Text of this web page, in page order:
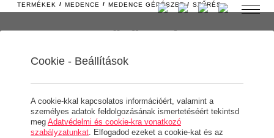
TERMÉKEK /MEDENCE /MEDENCE GÉPÉSZET/SZŰRÉS
Barent szűrőtartály
Változatok
Cookie - Beállítások
A cookie-kkal kapcsolatos információért, valamint a
személyes adatok feldolgozásának ismertetéséért tekintsd
meg Adatvédelmi és cookie-kra vonatkozó
szabályzatunkat. Elfogadod ezeket a cookie-kat és az